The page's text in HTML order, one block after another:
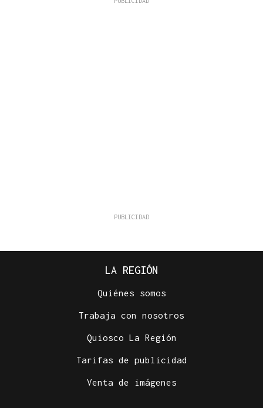
LA REGIÓN
Quiénes somos
Trabaja con nosotros
Quiosco La Región
Tarifas de publicidad
Venta de imágenes